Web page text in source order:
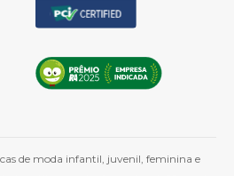
de moda infantil, juvenil, feminina e